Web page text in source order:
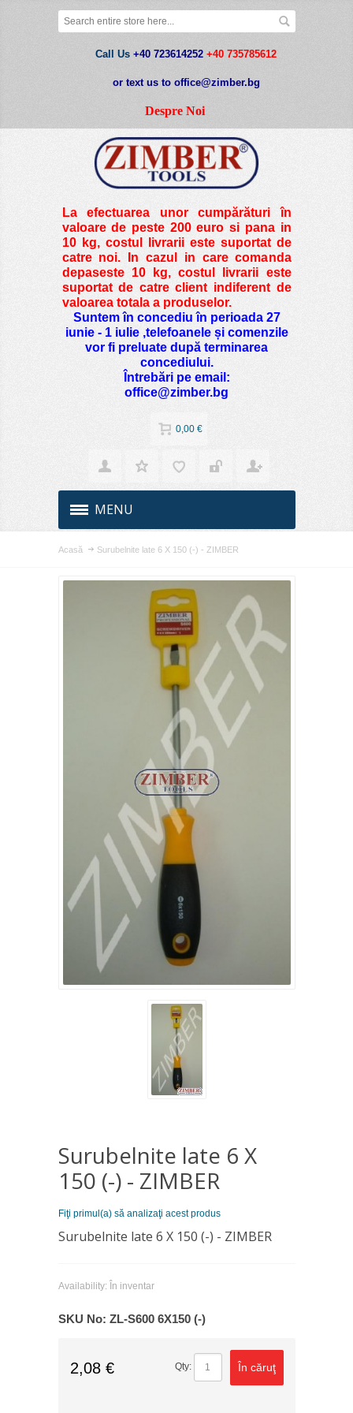
Call Us +40 723614252 +40 735785612
or text us to office@zimber.bg
Despre Noi
La efectuarea unor cumpărături în
valoare de peste200 euro si pana in
10 kg, costul livrarii este suportat de
catre noi. In cazul in care comanda
depaseste 10 kg, costul livrarii este
suportat de catre client indiferent de
valoarea totala a produselor.
Suntem în concediu în perioada 27
iunie - 1 iulie ,telefoanele și comenzile
vor fi preluate după terminarea
concediului.
Întrebări pe email:
office@zimber.bg
0,00 €
MENU
Acasă Surubelnite late 6 Х 150 (-) - ZIMBER
Surubelnite late 6 Х
150 (-) - ZIMBER
Fiţi primul(a) să analizaţi acest produs
Surubelnite late 6 Х 150 (-) - ZIMBER
Availability: În inventar
SKU No: ZL-S600 6X150 (-)
2,08 € Qty: În căruţ